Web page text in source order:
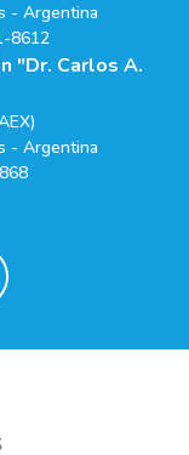
- Argentina
8612
"Dr. Carlos A.
- Argentina